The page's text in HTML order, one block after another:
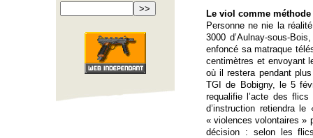
Le viol comme
Personne ne nie la
3000 d’Aulnay-sous-
enfoncé sa matraque
centimètres et envoyant
où il restera pendant
TGI de Bobigny, le 5
requalifie l’acte des
d’instruction retiendra
« violences volontaires »
décision : selon les